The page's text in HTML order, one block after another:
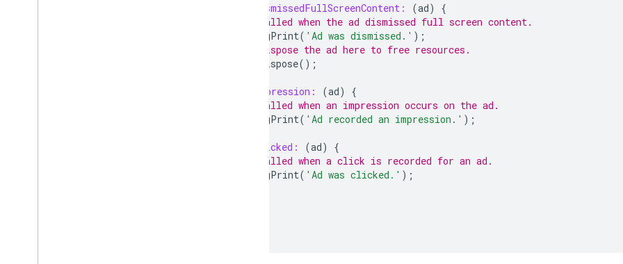
onAdDismissedFullScreenContent:
(ad)
{
// Called when the ad dismissed full screen content.
debugPrint( 'Ad was dismissed.' );
// Dispose the ad here to free resources.
dispose();
onAdImpression:
(ad)
{
// Called when an impression occurs on the ad.
debugPrint( 'Ad recorded an impression.' );
onAdClicked:
(ad)
{
// Called when a click is recorded for an ad.
debugPrint( 'Ad was clicked.' );